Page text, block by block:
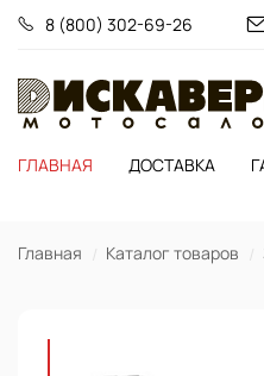
8 (800) 302-69-26
ГЛАВНАЯ
ДОСТАВКА
Главная Каталог товаров